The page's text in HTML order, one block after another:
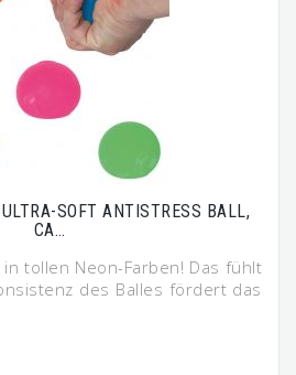
SOFT ANTISTRESS BALL,
CA…
tollen Neon-Farben! Das fühlt
des Balles fördert das